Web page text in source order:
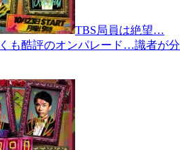
TBS局員は絶望…
も酷評のオンパレード…識者が分